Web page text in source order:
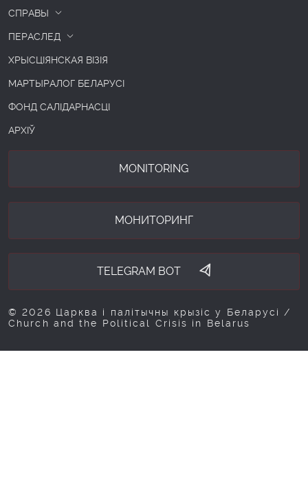
СПРАВЫ
ПЕРАСЛЕД
ХРЫСЦІЯНСКАЯ ВІЗІЯ
МАРТЫРАЛОГ БЕЛАРУСІ
ФОНД САЛІДАРНАСЦІ
АРХІЎ
MONITORING
МОНИТОРИНГ
TELEGRAM BOT
© 2026 Царква і палітычны крызіс у Беларусі /
Church and the Political Crisis in Belarus